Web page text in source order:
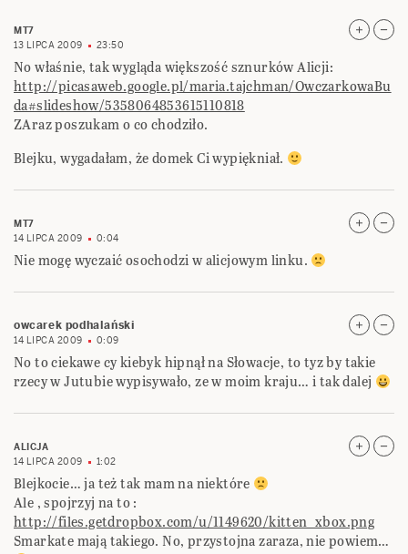
MT7
13 LIPCA 2009
23:50
No właśnie, tak wygląda większość sznurków Alicji:
http://picasaweb.google.pl/maria.tajchman/OwczarkowaBu
da#slideshow/5358064853615110818
ZAraz poszukam o co chodziło.
Blejku, wygadałam, że domek Ci wypiękniał.
MT7
14 LIPCA 2009
0:04
Nie mogę wyczaić osochodzi w alicjowym linku.
owcarek podhalański
14 LIPCA 2009 0:09
No to ciekawe cy kiebyk hipnął na Słowacje, to tyz by takie
rzecy w Jutubie wypisywało, ze w moim kraju… i tak dalej
ALICJA
14 LIPCA 2009
1:02
Blejkocie… ja też tak mam na niektóre
Ale , spojrzyj na to :
http://files.getdropbox.com/u/1149620/kitten_xbox.png
Smarkate mają takiego. No, przystojna zaraza, nie powiem…